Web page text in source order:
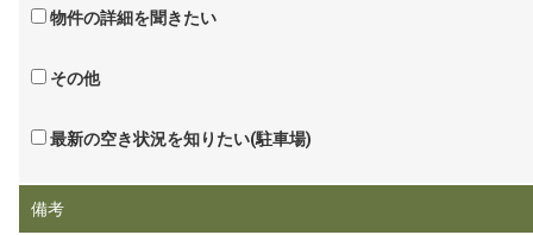
物件の詳細を聞きたい
その他
最新の空き状況を知りたい(駐車場)
備考